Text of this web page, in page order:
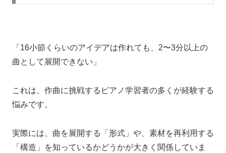
「16小節くらいのアイデアは作れても、2〜3分以上の
曲として展開できない」
これは、作曲に挑戦するピアノ学習者の多くが経験する
悩みです。
実際には、曲を展開する「形式」や、素材を再利用する
「構造」を知っているかどうかが大きく関係していま